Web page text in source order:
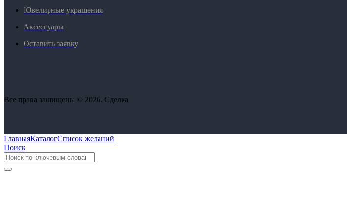
Ювелирные украшения
Аксессуары
Оставить заявку
Все права защищены © 2026. Сделка
ГлавнаяКаталогСписок желаний
Поиск